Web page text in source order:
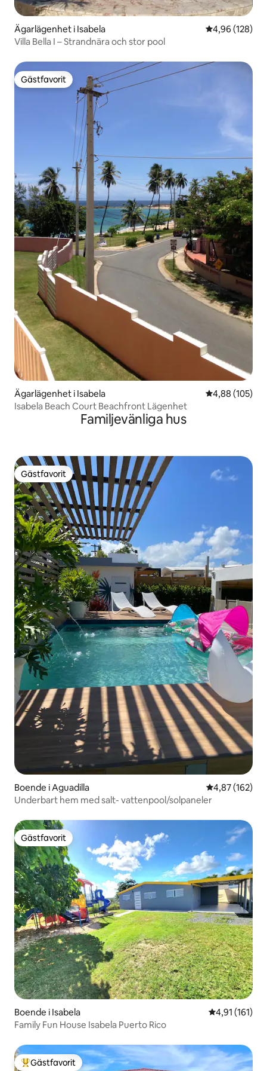
Ägarlägenhet i Isabela 4,96 av 5 i
4,96 (128)
Villa Bella I – Strandnära och stor pool
Gästfavorit
Gästfavorit
Ägarlägenhet i Isabela 4,88 av 5 i
4,88 (105)
Isabela Beach Court Beachfront Lägenhet
Familjevänliga hus
Gästfavorit
Gästfavorit
Boende i Aguadilla 4,87 av 5 i
4,87 (162)
Underbart hem med salt- vattenpool/solpaneler
Gästfavorit
Gästfavorit
Boende i Isabela 4,91 av 5 i
4,91 (161)
Family Fun House Isabela Puerto Rico
Populär gästfavorit
Gästfavorit